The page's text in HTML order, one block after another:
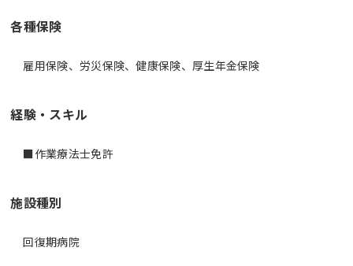
各種保険
雇用保険、労災保険、健康保険、厚生年金保険
経験・スキル
■作業療法士免許
施設種別
回復期病院